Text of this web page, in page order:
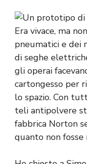
Era vivace, ma
pneumatici e dei
di seghe
gli operai
cartongesso per
lo spazio. Con
teli antipolvere
fabbrica Norton
quanto non